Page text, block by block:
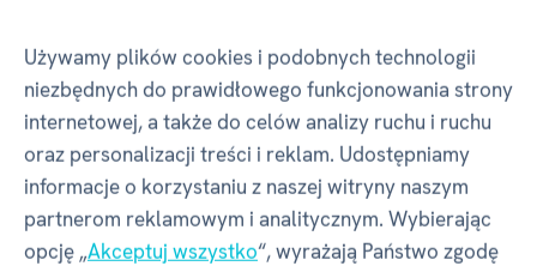
186 00 | Czechy
Kontakt info@albi.cz
Używamy plików cookies i podobnych technologii
niezbędnych do prawidłowego funkcjonowania strony
internetowej, a także do celów analizy ruchu i ruchu
oraz personalizacji treści i reklam. Udostępniamy
informacje o korzystaniu z naszej witryny naszym
partnerom reklamowym i analitycznym. Wybierając
opcję „Akceptuj wszystko“, wyrażają Państwo zgodę